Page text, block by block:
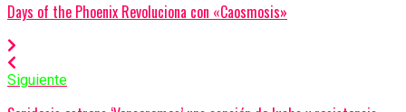
Days of the Phoenix Revoluciona con «Caosmosis»
Siguiente